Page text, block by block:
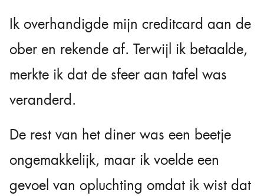
Ik overhandigde mijn creditcard aan de
ober en rekende af. Terwijl ik betaalde,
merkte ik dat de sfeer aan tafel was
veranderd.
De rest van het diner was een beetje
ongemakkelijk, maar ik voelde een
gevoel van opluchting omdat ik wist dat